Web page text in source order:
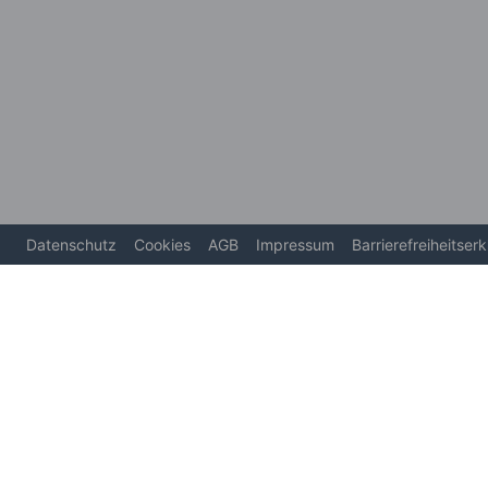
Datenschutz Cookies AGB Impressum